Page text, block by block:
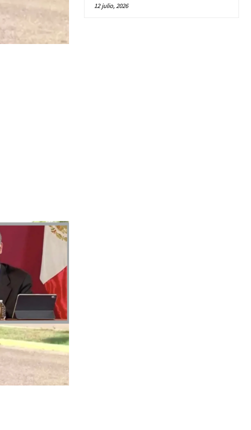
12 julio, 2026